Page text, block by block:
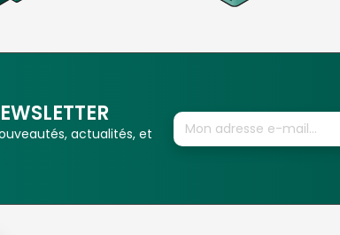
actualités, et